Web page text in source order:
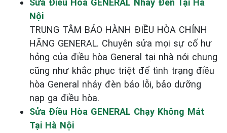
Sửa Điều Hòa GENERAL Nháy Đèn Tại Hà
Nội
TRUNG TÂM BẢO HÀNH ĐIỀU HÒA CHÍNH
HÃNG GENERAL. Chuyên sửa mọi sự cố hư
hỏng của điều hòa General tại nhà nói chung
cũng như khắc phục triệt để tình trạng điều
hòa General nháy đèn báo lỗi, bảo dưỡng
nạp ga điều hòa.
Sửa Điều Hòa GENERAL Chạy Không Mát
Tại Hà Nội